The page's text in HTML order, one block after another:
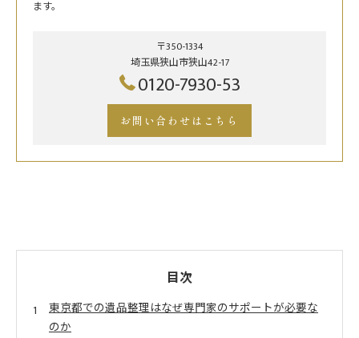
ます。
〒350-1334
埼玉県狭山市狭山42-17
0120-7930-53
お問い合わせはこちら
目次
東京都での遺品整理はなぜ専門家のサポートが必要な
のか